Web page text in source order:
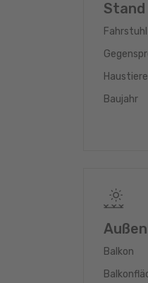
Stand
Fahrstuhl
Baujahr
Balkon